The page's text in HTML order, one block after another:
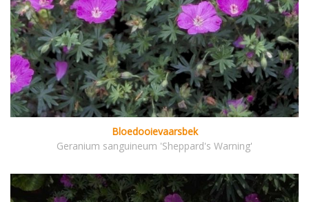
Bloedooievaarsbek
Geranium sanguineum 'Sheppard's Warning'